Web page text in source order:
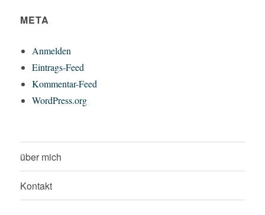
META
Anmelden
Eintrags-Feed
Kommentar-Feed
WordPress.org
über mich
Kontakt